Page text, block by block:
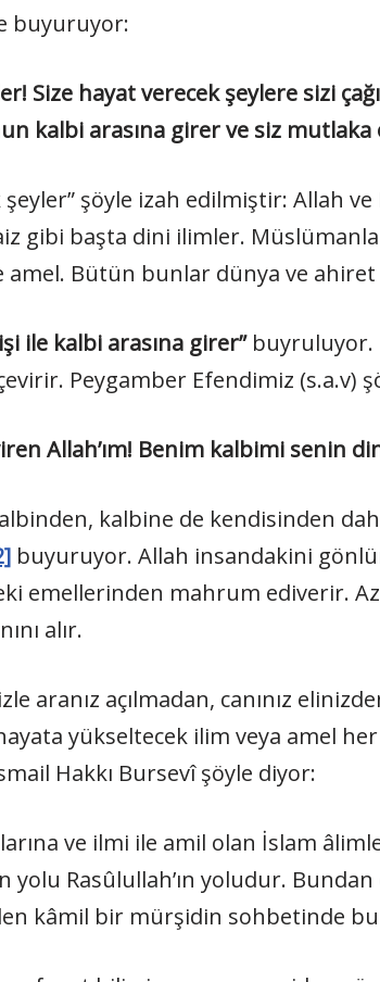
buyuruyor:
Size hayat verecek şeylere sizi
kalbi arasına girer ve siz
şeyler” şöyle izah edilmiştir: Allah
gibi başta dini ilimler.
amel. Bütün bunlar dünya ve
ile kalbi arasına girer” buyruluyor.
Peygamber Efendimiz (s.a.v)
Allah’ım! Benim kalbimi senin
kalbine de kendisinden
buyuruyor. Allah insandakini
emellerinden mahrum ediverir.
alır.
aranız açılmadan, canınız
yükseltecek ilim veya amel
Hakkı Bursevî şöyle diyor:
ve ilmi ile amil olan İslam
yolu Rasûlullah’ın yoludur.
kâmil bir mürşidin sohbetinde